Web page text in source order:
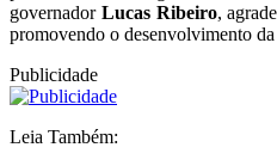
governador Lucas Ribeiro,
promovendo o desenvolvimento da
Publicidade
Leia Também: